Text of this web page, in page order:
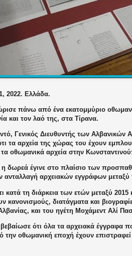
2022. Ελλάδα.
πάνω από ένα εκατομμύριο
και τον λαό της, στα Τίρανα.
Γενικός Διευθυντής των
τα αρχεία της χώρας του έχουν
οθωμανικά αρχεία στην
η δωρεά έγινε στο πλαίσιο των
ανταλλαγή αρχειακών εγγράφων
κατά τη διάρκεια των ετών μεταξύ
κανονισμούς, διατάγματα και
και του ηγέτη Μοχάμεντ Αλί
ότι όλα τα αρχειακά έγγραφα
την οθωμανική εποχή έχουν